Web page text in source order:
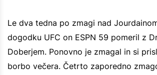
Le dva tedna po zmagi nad
dogodku UFC on ESPN 59 pomeril z
Doberjem. Ponovno je zmagal in si
borbo večera. Četrto zaporedno